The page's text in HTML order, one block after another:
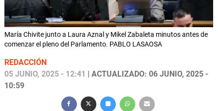
María Chivite junto a Laura Aznal y Mikel Zabaleta minutos antes de
comenzar el pleno del Parlamento. PABLO LASAOSA
REDACCIÓN
05 JUNIO, 2025 - 12:41
| ACTUALIZADO: 06 JUNIO, 2025 -
10:59